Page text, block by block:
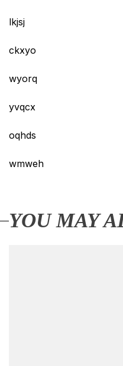
lkjsj
ckxyo
wyorq
yvqcx
oqhds
wmweh
YOU MAY